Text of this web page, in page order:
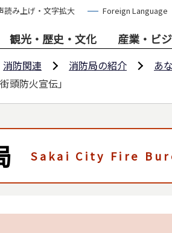
読み上げ・文字拡大 Foreign Language
観光・歴史・文化 産業・ビ
消防関連 消防局の紹介
あ
頭防火宣伝」
Sakai City Fire